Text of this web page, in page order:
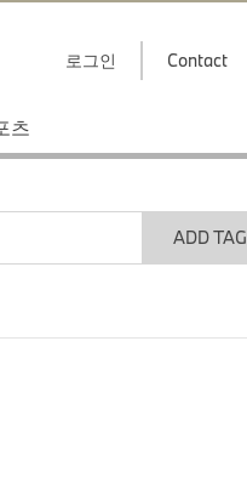
로그인 Contact
츠
ADD TAG